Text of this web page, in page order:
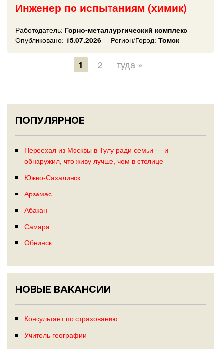
Инженер по испытаниям (химик)
Работодатель: Горно-металлургический комплекс
Опубликовано: 15.07.2026 Регион/Город: Томск
1 2 туда »
ПОПУЛЯРНОЕ
Переехал из Москвы в Тулу ради семьи — и
обнаружил, что живу лучше, чем в столице
Южно-Сахалинск
Арзамас
Абакан
Самара
Обнинск
НОВЫЕ ВАКАНСИИ
Консультант по страхованию
Учитель географии